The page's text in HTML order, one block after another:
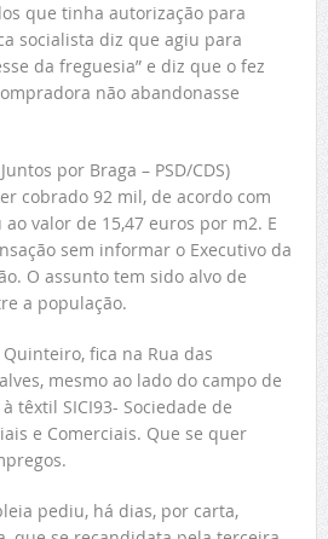
que tinha autorização para
socialista diz que agiu para
da freguesia” e diz que o fez
não abandonasse
por Braga – PSD/CDS)
cobrado 92 mil, de acordo com
valor de 15,47 euros por m2. E
sem informar o Executivo da
O assunto tem sido alvo de
a população.
fica na Rua das
mesmo ao lado do campo de
têxtil SICI93- Sociedade de
e Comerciais. Que se quer
pediu, há dias, por carta,